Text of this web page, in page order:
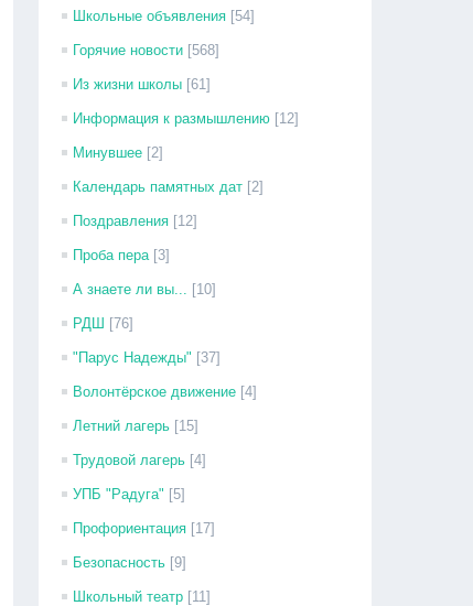
Школьные объявления [54]
Горячие новости [568]
Из жизни школы [61]
Информация к размышлению [12]
Минувшее [2]
Календарь памятных дат [2]
Поздравления [12]
Проба пера [3]
А знаете ли вы... [10]
РДШ [76]
"Парус Надежды" [37]
Волонтёрское движение [4]
Летний лагерь [15]
Трудовой лагерь [4]
УПБ "Радуга" [5]
Профориентация [17]
Безопасность [9]
Школьный театр [11]